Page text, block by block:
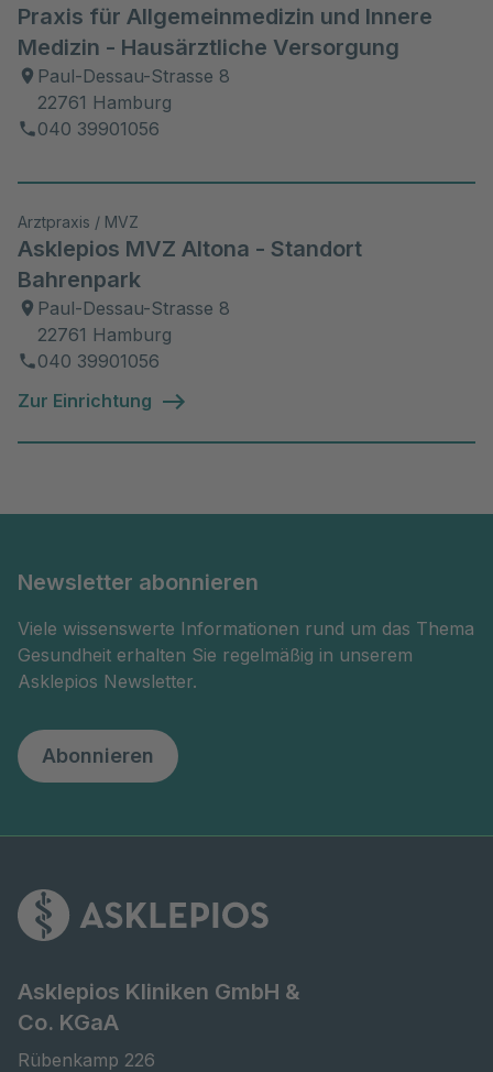
Praxis für Allgemeinmedizin und Innere
Medizin - Hausärztliche Versorgung
Paul-Dessau-Strasse 8
22761 Hamburg
040 39901056
Arztpraxis / MVZ
Asklepios MVZ Altona - Standort
Bahrenpark
Paul-Dessau-Strasse 8
22761 Hamburg
040 39901056
Zur Einrichtung
Newsletter abonnieren
Viele wissenswerte Informationen rund um das Thema
Gesundheit erhalten Sie regelmäßig in unserem
Asklepios Newsletter.
Abonnieren
Asklepios Kliniken GmbH &
Co. KGaA
Rübenkamp 226